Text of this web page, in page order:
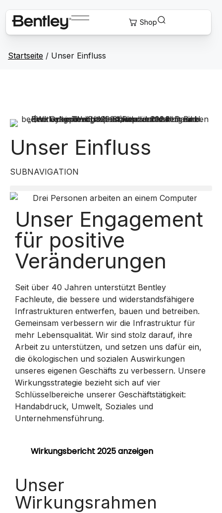
Startseite / Unser Einfluss
Unser Einfluss
SUBNAVIGATION
Unser Engagement
für positive
Veränderungen
Seit über 40 Jahren unterstützt Bentley
Fachleute, die bessere und widerstandsfähigere
Infrastrukturen entwerfen, bauen und betreiben.
Gemeinsam verbessern wir die Infrastruktur für
mehr Lebensqualität. Wir sind stolz darauf, ihre
Arbeit zu unterstützen, und setzen uns dafür ein,
die ökologischen und sozialen Auswirkungen
unseres eigenen Geschäfts zu verbessern. Unsere
Wirkungsstrategie bezieht sich auf vier
Schlüsselbereiche unserer Geschäftstätigkeit:
Handabdruck, Umwelt, Soziales und
Unternehmensführung.
Wirkungsbericht 2025 anzeigen
Unser
Wirkungsrahmen